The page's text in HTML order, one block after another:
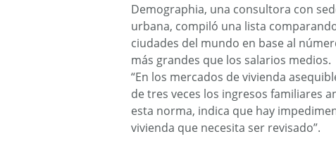
Demographia, una consultora con
urbana, compiló una lista
ciudades del mundo en base al
más grandes que los salarios medios.
“En los mercados de vivienda
de tres veces los ingresos familiares
esta norma, indica que hay
vivienda que necesita ser revisado”.